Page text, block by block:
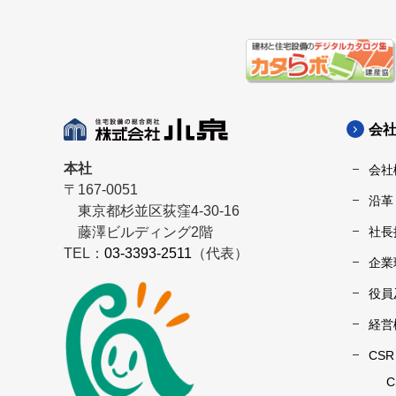
本社
〒167-0051
東京都杉並区荻窪4-30-16
藤澤ビルディング2階
TEL： 03-3393-2511 （代表）
会
会社
沿革
社長
企業
役員
経営